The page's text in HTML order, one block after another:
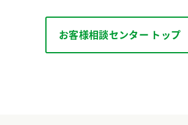
鍋奉行マニュアル
ミツカンのCM
ミツカン公式通販
お客様相談センター トップ